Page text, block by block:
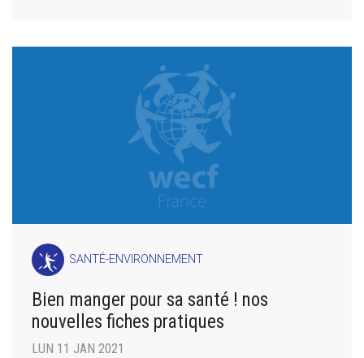
SANTÉ-ENVIRONNEMENT
Bien manger pour sa santé ! nos
nouvelles fiches pratiques
LUN 11 JAN 2021